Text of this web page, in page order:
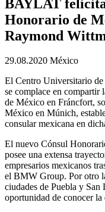
BAYLAT
Honorario de
Raymond
29.08.2020 México
El Centro Universitario
se complace en compartir
de México en Fráncfort,
México en Múnich,
consular mexicana en
El nuevo Cónsul
posee una extensa
empresarios mexicanos
el BMW Group. Por otro
ciudades de Puebla y
oportunidad de conocer la